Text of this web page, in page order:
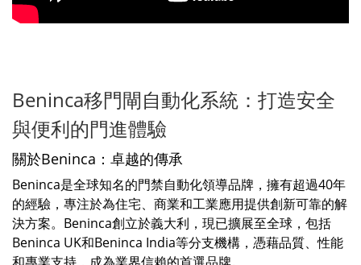
Beninca移門閘自動化系統：打造安全
與便利的門進體驗
關於Beninca：卓越的傳承
Beninca是全球知名的門禁自動化領導品牌，擁有超過40年
的經驗，專注於為住宅、商業和工業應用提供創新可靠的解
決方案。Beninca創立於義大利，現已擴展至全球，包括
Beninca UK和Beninca India等分支機構，憑藉品質、性能